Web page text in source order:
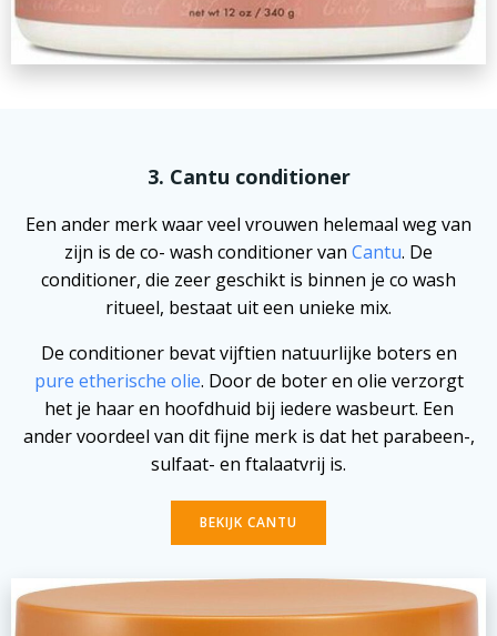
3. Cantu conditioner
Een ander merk waar veel vrouwen helemaal weg van
zijn is de co- wash conditioner van Cantu. De
conditioner, die zeer geschikt is binnen je co wash
ritueel, bestaat uit een unieke mix.
De conditioner bevat vijftien natuurlijke boters en
pure etherische olie. Door de boter en olie verzorgt
het je haar en hoofdhuid bij iedere wasbeurt. Een
ander voordeel van dit fijne merk is dat het parabeen-,
sulfaat- en ftalaatvrij is.
BEKIJK CANTU